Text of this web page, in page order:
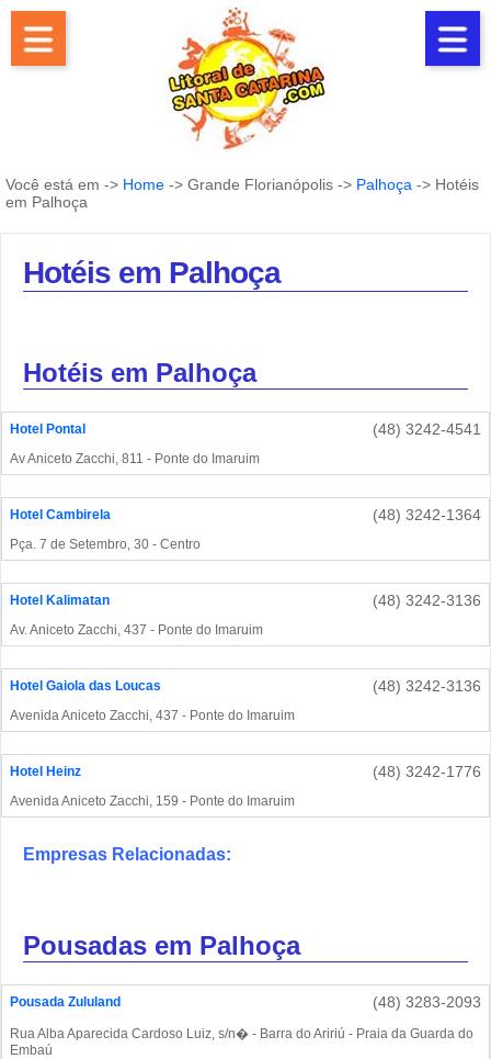
Você está em -> Home -> Grande Florianópolis -> Palhoça -> Hotéis
em Palhoça
Hotéis em Palhoça
Hotéis em Palhoça
Hotel Pontal (48) 3242-4541
Av Aniceto Zacchi, 811 - Ponte do Imaruim
Hotel Cambirela (48) 3242-1364
Pça. 7 de Setembro, 30 - Centro
Hotel Kalimatan (48) 3242-3136
Av. Aniceto Zacchi, 437 - Ponte do Imaruim
Hotel Gaiola das Loucas (48) 3242-3136
Avenida Aniceto Zacchi, 437 - Ponte do Imaruim
Hotel Heinz (48) 3242-1776
Avenida Aniceto Zacchi, 159 - Ponte do Imaruim
Empresas Relacionadas:
Pousadas em Palhoça
Pousada Zululand (48) 3283-2093
Rua Alba Aparecida Cardoso Luiz, s/n� - Barra do Aririú - Praia da Guarda do
Embaú